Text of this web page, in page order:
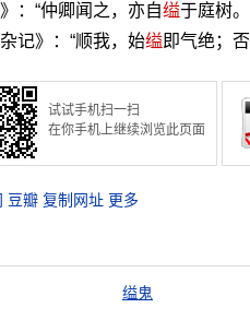
：“仲卿闻之，亦自缢于庭树。
记》：“顺我，始缢即气绝；
试试手机扫一扫
在你手机上继续浏览此页面
豆瓣 复制网址 更多
缢鬼